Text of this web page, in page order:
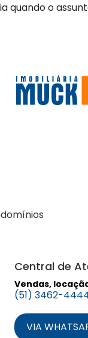
quando o
Central de
Vendas,
(51) 3462-
VIA